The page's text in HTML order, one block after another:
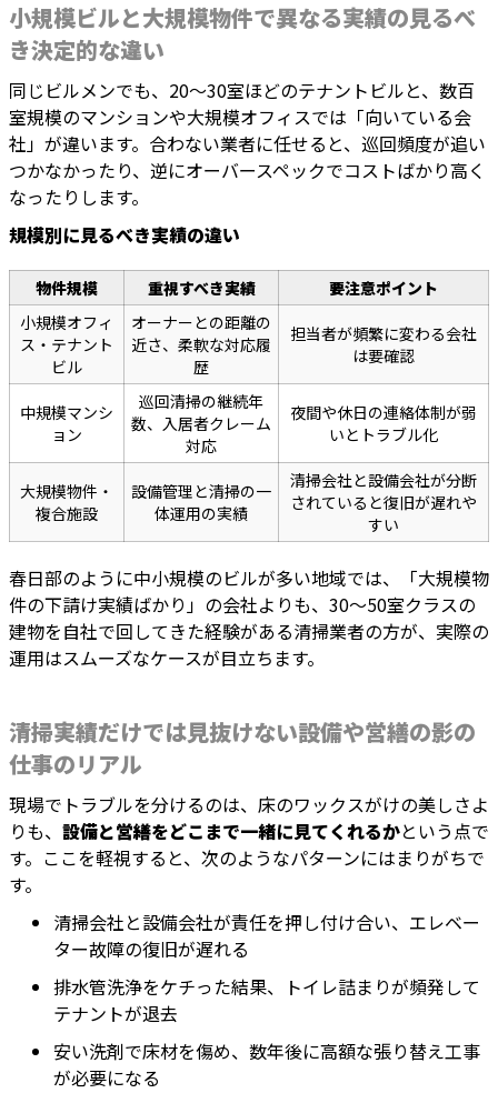
小規模ビルと大規模物件で異なる実績の見るべ
き決定的な違い
同じビルメンでも、20〜30室ほどのテナントビルと、数百
室規模のマンションや大規模オフィスでは「向いている会
社」が違います。合わない業者に任せると、巡回頻度が追い
つかなかったり、逆にオーバースペックでコストばかり高く
なったりします。
規模別に見るべき実績の違い
物件規模 重視すべき実績
要注意ポイント
小規模オフィ
ス・テナント
ビル
オーナーとの距離の
近さ、柔軟な対応履
歴
担当者が頻繁に変わる会社
は要確認
中規模マンシ
ョン
巡回清掃の継続年
数、入居者クレーム
対応
夜間や休日の連絡体制が弱
いとトラブル化
大規模物件・
複合施設
設備管理と清掃の一
体運用の実績
清掃会社と設備会社が分断
されていると復旧が遅れや
すい
春日部のように中小規模のビルが多い地域では、「大規模物
件の下請け実績ばかり」の会社よりも、30〜50室クラスの
建物を自社で回してきた経験がある清掃業者の方が、実際の
運用はスムーズなケースが目立ちます。
清掃実績だけでは見抜けない設備や営繕の影の
仕事のリアル
現場でトラブルを分けるのは、床のワックスがけの美しさよ
りも、 設備と営繕をどこまで一緒に見てくれるかという点で
す。ここを軽視すると、次のようなパターンにはまりがちで
す。
清掃会社と設備会社が責任を押し付け合い、エレベー
ター故障の復旧が遅れる
排水管洗浄をケチった結果、トイレ詰まりが頻発して
テナントが退去
安い洗剤で床材を傷め、数年後に高額な張り替え工事
が必要になる